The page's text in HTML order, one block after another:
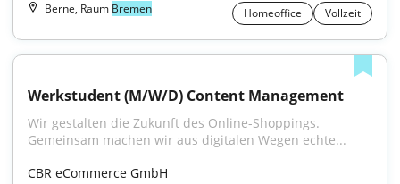
Berne, Raum Bremen Homeoffice Vollzeit
Werkstudent (M/W/D) Content Management
Wir gestalten die Zukunft des Online-Shoppings.
Gemeinsam machen wir aus digitalen Wegen echte...
CBR eCommerce GmbH